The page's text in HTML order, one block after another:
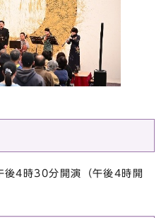
4時30分開演（午後4時開